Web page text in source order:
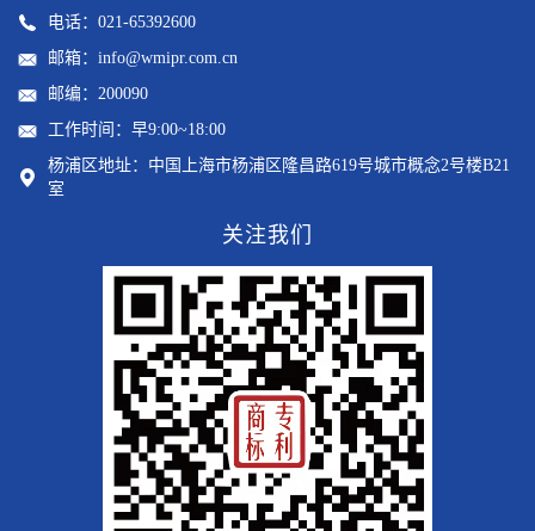
电话：021-65392600
邮箱：info@wmipr.com.cn
邮编：200090
工作时间：早9:00~18:00
杨浦区地址：中国上海市杨浦区隆昌路619号城市概念2号楼B21
室
关注我们